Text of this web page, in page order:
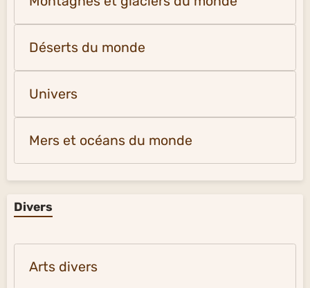
Déserts du monde
Univers
Mers et océans du monde
Divers
Arts divers